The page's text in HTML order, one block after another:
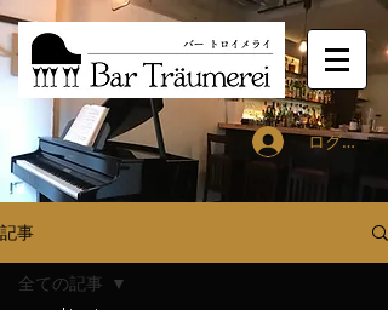
ログイン
記事
全ての記事